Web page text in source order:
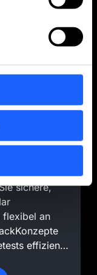
sichere,
flexibel an
effizient